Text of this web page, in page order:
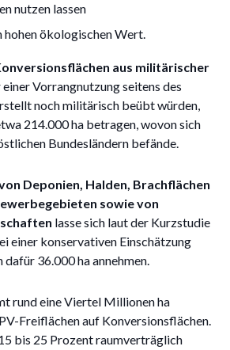
nutzen lassen
hohen ökologischen Wert.
aus militärischer
einer Vorrangnutzung seitens des
noch militärisch beübt würden,
214.000 ha betragen, wovon sich
Bundesländern befände.
Deponien, Halden, Brachflächen
sowie von
lasse sich laut der Kurzstudie
einer konservativen Einschätzung
dafür 36.000 ha annehmen.
rund eine Viertel Millionen ha
Freiflächen auf Konversionsflächen.
bis 25 Prozent raumverträglich